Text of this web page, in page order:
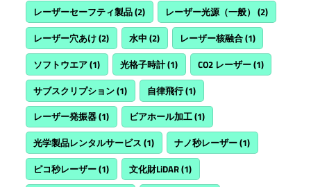
レーザーセーフティ製品(2) レーザー光源（一般） (2)
レーザー穴あけ(2) 水中 (2) レーザー核融合(1)
ソフトウエア(1) 光格子時計(1) CO2 レーザー(1)
サブスクリプション(1) 自律飛行(1)
レーザー発振器(1) ビアホール加工(1)
光学製品レンタルサービス (1) ナノ秒レーザー(1)
ピコ秒レーザー(1) 文化財LiDAR(1)